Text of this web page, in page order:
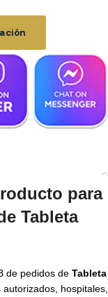
para
Tableta
de pedidos de Tableta
hospitales,